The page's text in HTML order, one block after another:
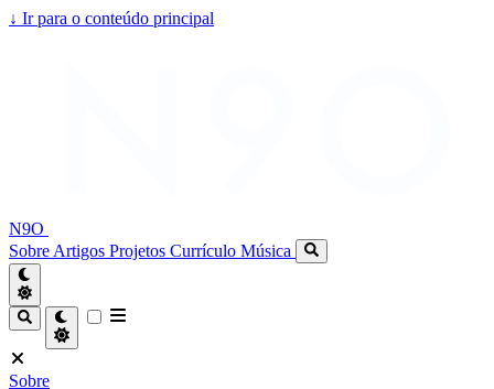
↓ Ir para o conteúdo principal
N9O
Sobre Artigos Projetos Currículo Música
Sobre